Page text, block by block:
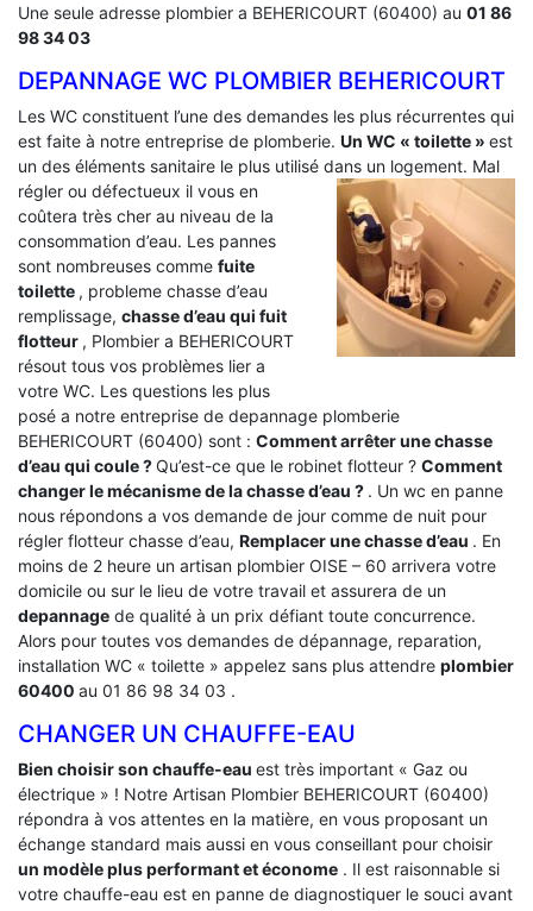
Une seule adresse plombier a BEHERICOURT (60400) au 01 86
98 34 03
DEPANNAGE WC PLOMBIER BEHERICOURT
Les WC constituent l’une des demandes les plus récurrentes qui
est faite à notre entreprise de plomberie. Un WC « toilette » est
un des éléments sanitaire le plus utilisé dans un logement. Mal
régler ou défectueux il vous en
coûtera très cher au niveau de la
consommation d’eau. Les pannes
sont nombreuses comme fuite
toilette , probleme chasse d’eau
remplissage, chasse d’eau qui fuit
flotteur , Plombier a BEHERICOURT
résout tous vos problèmes lier a
votre WC. Les questions les plus
posé a notre entreprise de depannage plomberie
BEHERICOURT (60400) sont : Comment arrêter une chasse
d’eau qui coule ?Qu’est-ce que le robinet flotteur ? Comment
changer le mécanisme de la chasse d’eau ? . Un wc en panne
nous répondons a vos demande de jour comme de nuit pour
régler flotteur chasse d’eau, Remplacer une chasse d’eau . En
moins de 2 heure un artisan plombier OISE – 60 arrivera votre
domicile ou sur le lieu de votre travail et assurera de un
depannage de qualité à un prix défiant toute concurrence.
Alors pour toutes vos demandes de dépannage, reparation,
installation WC « toilette » appelez sans plus attendre plombier
60400 au 01 86 98 34 03 .
CHANGER UN CHAUFFE-EAU
Bien choisir son chauffe-eau est très important « Gaz ou
électrique » ! Notre Artisan Plombier BEHERICOURT (60400)
répondra à vos attentes en la matière, en vous proposant un
échange standard mais aussi en vous conseillant pour choisir
un modèle plus performant et économe . Il est raisonnable si
votre chauffe-eau est en panne de diagnostiquer le souci avant